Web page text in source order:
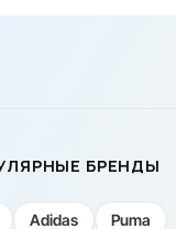
БРЕНДЫ
Adidas Puma